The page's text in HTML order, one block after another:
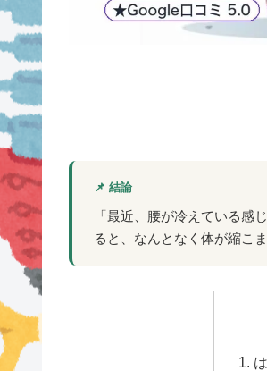
📌 結論
「最近、腰が冷えている感
ると、なんとなく体が縮こま